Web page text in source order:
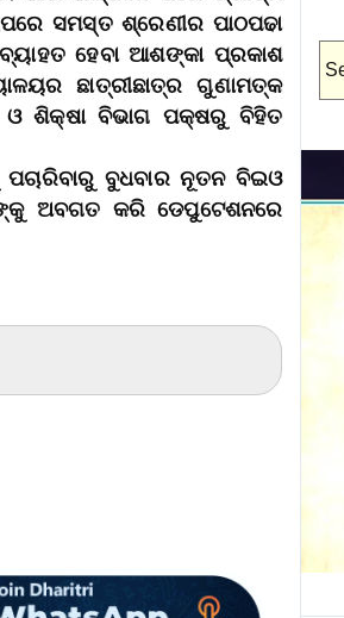
ସମସ୍ତ ଶ୍ରେଣୀର ପାଠପଢା
ହେବା ଆଶଙ୍କା ପ୍ରକାଶ
ଛାତ୍ରୀଛାତ୍ର ଗୁଣାମତ୍କ
ଶିକ୍ଷା ବିଭାଗ ପକ୍ଷରୁ ବିହିତ
ବୁଧବାର ନୂତନ ବିଇଓ
ଅବଗତ କରି ଡେପୁଟେଶନରେ